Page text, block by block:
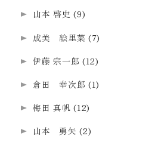
山本 啓史 (9)
成美 絵里菜 (7)
伊藤 宗一郎 (12)
倉田 幸次郎 (1)
梅田 真帆 (12)
山本 勇矢 (2)